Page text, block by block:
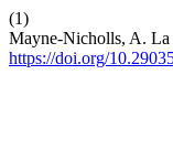
(1)
Mayne-Nicholls, A. La
https://doi.org/